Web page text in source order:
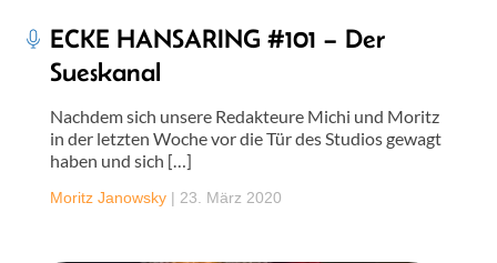
ECKE HANSARING #101 – Der
Sueskanal
Nachdem sich unsere Redakteure Michi und Moritz
in der letzten Woche vor die Tür des Studios gewagt
haben und sich […]
Moritz Janowsky | 23. März 2020